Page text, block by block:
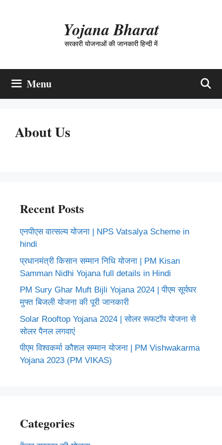
Yojana Bharat
सरकारी योजनाओं की जानकारी हिन्दी में
Menu
About Us
Recent Posts
एनपीएस वात्सल्य योजना | NPS Vatsalya Scheme in
hindi
प्रधानमंत्री किसान सम्मान निधि योजना | PM Kisan
Samman Nidhi Yojana full details in Hindi
PM Sury Ghar Muft Bijli Yojana 2024 | पीएम सूर्यघर
मुफ्त बिजली योजना की पूरी जानकारी
Solar Rooftop Yojana 2024 | सोलर रूफटॉप योजना से
सोलर पैनल लगवाएं
पीएम विश्वकर्मा कौशल सम्मान योजना | PM Vishwakarma
Yojana 2023 (PM VIKAS)
Categories